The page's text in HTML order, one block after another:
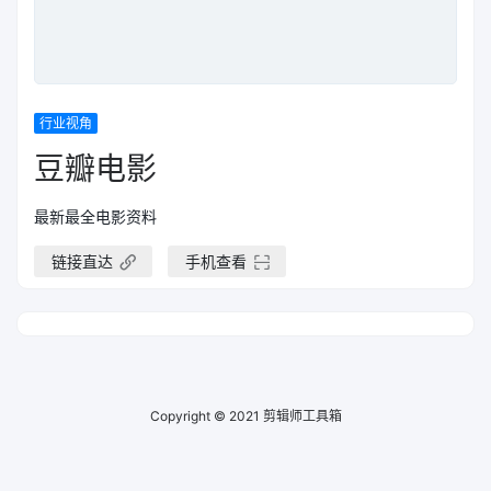
行业视角
豆瓣电影
最新最全电影资料
链接直达 手机查看
Copyright © 2021 剪辑师工具箱